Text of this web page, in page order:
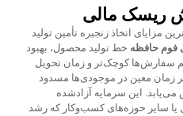
ریسک مالی
مزایای اتخاذ زنجیره تأمین تولید
فوم حافظه خط تولید محصول، بهبود
سفارش‌ها کوچک‌تر و زمان تحویل
زمان معین در موجودی‌ها مسدود
این سرمایه آزادشده
یا سایر حوزه‌های کسب‌وکار که رشد